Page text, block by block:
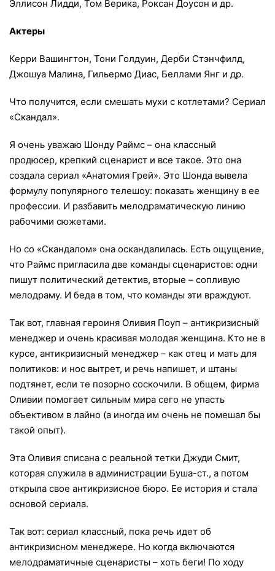
Эллисон Лидди, Том Верика, Роксан Доусон и др.
Актеры
Керри Вашингтон, Тони Голдуин, Дерби Стэнчфилд,
Джошуа Малина, Гильермо Диас, Беллами Янг и др.
Что получится, если смешать мухи с котлетами? Сериал
«Скандал».
Я очень уважаю Шонду Раймс – она классный
продюсер, крепкий сценарист и все такое. Это она
создала сериал «Анатомия Грей». Это Шонда вывела
формулу популярного телешоу: показать женщину в ее
профессии. И разбавить мелодраматическую линию
рабочими сюжетами.
Но со «Скандалом» она оскандалилась. Есть ощущение,
что Раймс пригласила две команды сценаристов: одни
пишут политический детектив, вторые – сопливую
мелодраму. И беда в том, что команды эти враждуют.
Так вот, главная героиня Оливия Поуп – антикризисный
менеджер и очень красивая молодая женщина. Кто не в
курсе, антикризисный менеджер – как отец и мать для
политиков: и нос вытрет, и речь напишет, и штаны
подтянет, если те позорно соскочили. В общем, фирма
Оливии помогает сильным мира сего не упасть
объективом в лайно (а иногда им очень не помешал бы
такой опыт).
Эта Оливия списана с реальной тетки Джуди Смит,
которая служила в администрации Буша-ст., а потом
открыла свое антикризисное бюро. Ее история и стала
основой сериала.
Так вот: сериал классный, пока речь идет об
антикризисном менеджере. Но когда включаются
мелодраматичные сценаристы – хоть беги! По ходу